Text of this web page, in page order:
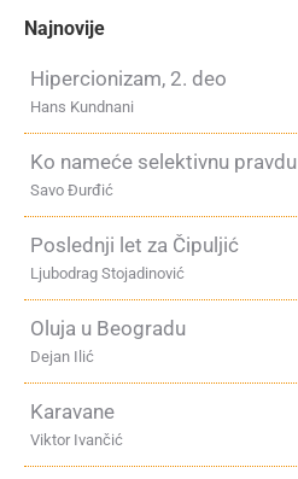
Najnovije
Hipercionizam, 2. deo
Hans Kundnani
Ko nameće selektivnu pravdu
Savo Đurđić
Poslednji let za Čipuljić
Ljubodrag Stojadinović
Oluja u Beogradu
Dejan Ilić
Karavane
Viktor Ivančić